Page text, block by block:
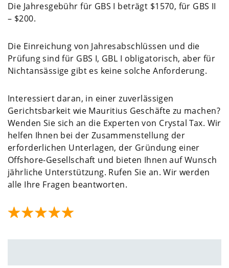
Die Jahresgebühr für GBS I beträgt $1570, für GBS II
– $200.
Die Einreichung von Jahresabschlüssen und die
Prüfung sind für GBS I, GBL I obligatorisch, aber für
Nichtansässige gibt es keine solche Anforderung.
Interessiert daran, in einer zuverlässigen
Gerichtsbarkeit wie Mauritius Geschäfte zu machen?
Wenden Sie sich an die Experten von Crystal Tax. Wir
helfen Ihnen bei der Zusammenstellung der
erforderlichen Unterlagen, der Gründung einer
Offshore-Gesellschaft und bieten Ihnen auf Wunsch
jährliche Unterstützung. Rufen Sie an. Wir werden
alle Ihre Fragen beantworten.